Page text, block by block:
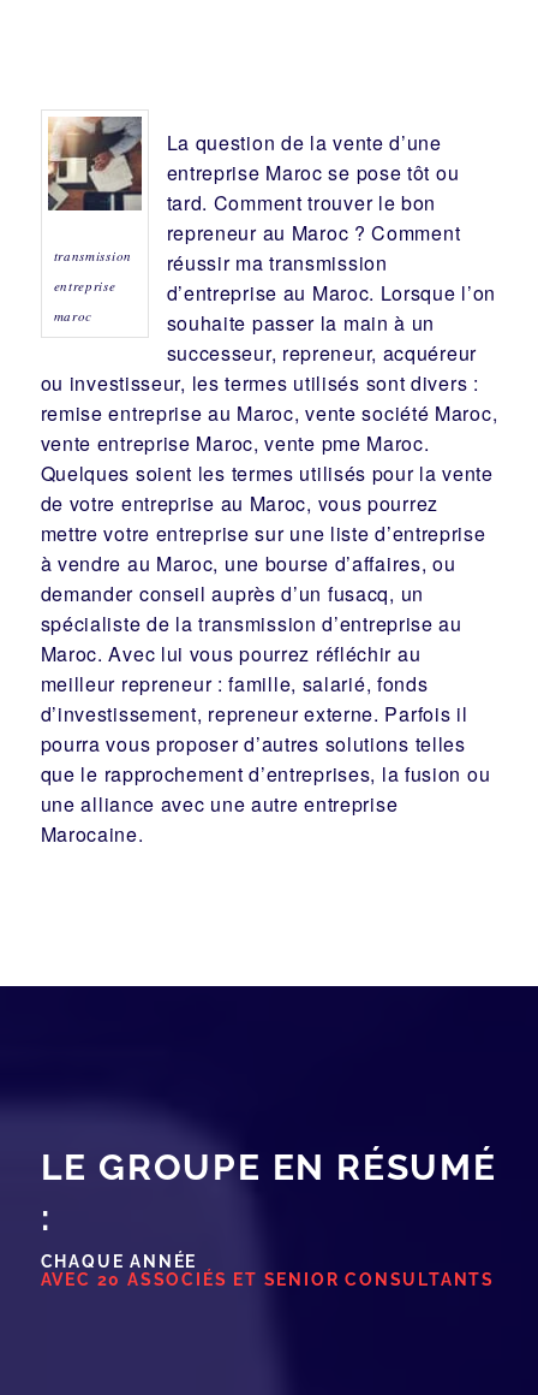
transmission
entreprise
maroc
réussir matransmission
d’entrepriseau Maroc. Lorsque l’on
souhaite passer la main à un
successeur, repreneur, acquéreur
ouinvestisseur, les termes utilisés sont divers :
remise
entreprise au Maroc, ventesociétéMaroc,
vente entreprise Maroc, vente pme Maroc.
Quelques soient les termes utilisés pour la vente
de votre entreprise au Maroc, vous pourrez
mettre votre entreprise sur une liste d’entreprise
à vendre au Maroc, une bourse d’affaires, ou
demander conseil auprès d’unfusacq, un
spécialiste de latransmission d’entrepriseau
Maroc. Avec lui vous pourrez réfléchir au
meilleur repreneur:famille,salarié,fonds
d’investissement, repreneur externe. Parfois il
pourra vous proposer d’autres solutions telles
que le rapprochement d’entreprises, lafusion
uneallianceavec une autre entreprise
Marocaine.
:
CHAQUE ANNÉE
SUR DES ENTREPRISES DE 5 À 100 SALARIÉS